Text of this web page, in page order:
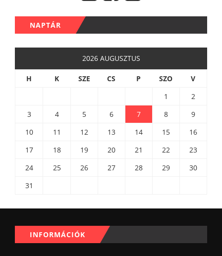
NAPTÁR
2026 AUGUSZTUS
H K SZE CS P SZO
V
1
2
3
4 5 6 7 8
9
10
11 12 13 14 15
16
17
18 19 20 21 22
23
24
25 26 27 28 29
30
31
INFORMÁCIÓK